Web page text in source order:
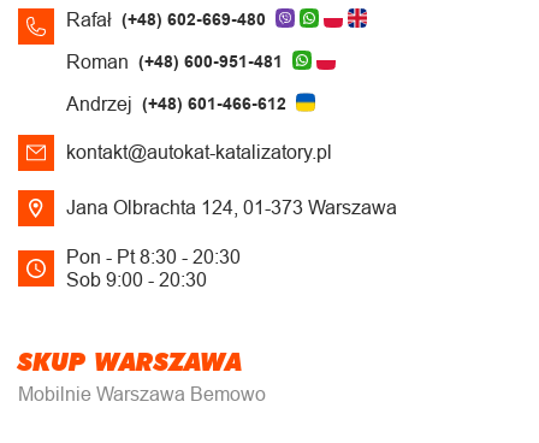
Rafał (+48) 602-669-480
Roman (+48) 600-951-481
Andrzej (+48) 601-466-612
kontakt@autokat-katalizatory.pl
Jana Olbrachta 124, 01-373 Warszawa
Pon - Pt 8:30 - 20:30
Sob 9:00 - 20:30
SKUP WARSZAWA
Mobilnie Warszawa Bemowo